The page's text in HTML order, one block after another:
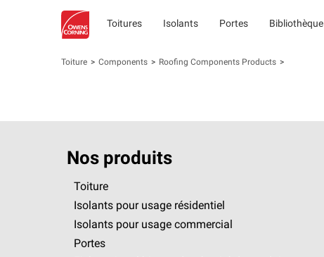
Toitures Isolants Portes
Toiture Components Roofing Components Products
Nos produits
Toiture
Isolants pour usage résidentiel
Isolants pour usage commercial
Portes